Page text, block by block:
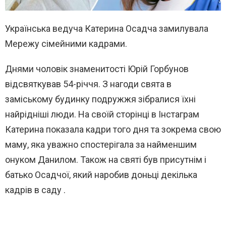
Українська ведуча Катерина Осадча замилувала
Мережу сімейними кадрами.
Днями чоловік знаменитості Юрій Горбунов
відсвяткував 54-річчя. З нагоди свята в
заміському будинку подружжя зібралися їхні
найрідніші люди. На своїй сторінці в Інстаграм
Катерина показала кадри того дня та зокрема свою
маму, яка уважно спостерігала за найменшим
онуком Данилом. Також на святі був присутнім і
батько Осадчої, який наробив доньці декілька
кадрів в саду .